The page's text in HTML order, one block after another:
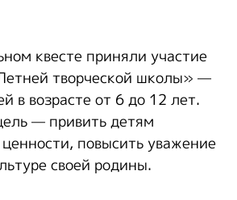
квесте приняли участие
творческой школы» —
в возрасте от 6 до 12 лет.
— привить детям
повысить уважение
своей родины.